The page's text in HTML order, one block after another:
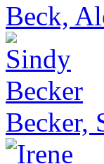
Beck,
Becker,